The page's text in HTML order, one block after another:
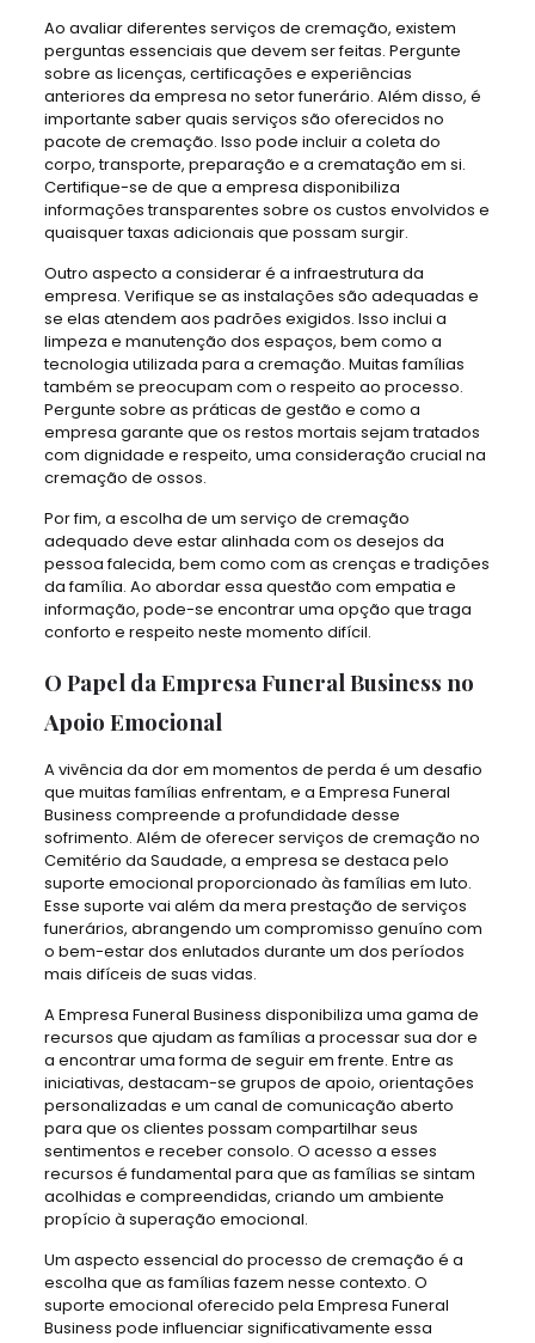
Ao avaliar diferentes serviços de cremação, existem
perguntas essenciais que devem ser feitas. Pergunte
sobre as licenças, certificações e experiências
anteriores da empresa no setor funerário. Além disso, é
importante saber quais serviços são oferecidos no
pacote de cremação. Isso pode incluir a coleta do
corpo, transporte, preparação e a crematação em si.
Certifique-se de que a empresa disponibiliza
informações transparentes sobre os custos envolvidos e
quaisquer taxas adicionais que possam surgir.
Outro aspecto a considerar é a infraestrutura da
empresa. Verifique se as instalações são adequadas e
se elas atendem aos padrões exigidos. Isso inclui a
limpeza e manutenção dos espaços, bem como a
tecnologia utilizada para a cremação. Muitas famílias
também se preocupam com o respeito ao processo.
Pergunte sobre as práticas de gestão e como a
empresa garante que os restos mortais sejam tratados
com dignidade e respeito, uma consideração crucial na
cremação de ossos.
Por fim, a escolha de um serviço de cremação
adequado deve estar alinhada com os desejos da
pessoa falecida, bem como com as crenças e tradições
da família. Ao abordar essa questão com empatia e
informação, pode-se encontrar uma opção que traga
conforto e respeito neste momento difícil.
O Papel da Empresa Funeral Business no
Apoio Emocional
A vivência da dor em momentos de perda é um desafio
que muitas famílias enfrentam, e a Empresa Funeral
Business compreende a profundidade desse
sofrimento. Além de oferecer serviços de cremação no
Cemitério da Saudade, a empresa se destaca pelo
suporte emocional proporcionado às famílias em luto.
Esse suporte vai além da mera prestação de serviços
funerários, abrangendo um compromisso genuíno com
o bem-estar dos enlutados durante um dos períodos
mais difíceis de suas vidas.
A Empresa Funeral Business disponibiliza uma gama de
recursos que ajudam as famílias a processar sua dor e
a encontrar uma forma de seguir em frente. Entre as
iniciativas, destacam-se grupos de apoio, orientações
personalizadas e um canal de comunicação aberto
para que os clientes possam compartilhar seus
sentimentos e receber consolo. O acesso a esses
recursos é fundamental para que as famílias se sintam
acolhidas e compreendidas, criando um ambiente
propício à superação emocional.
Um aspecto essencial do processo de cremação é a
escolha que as famílias fazem nesse contexto. O
suporte emocional oferecido pela Empresa Funeral
Business pode influenciar significativamente essa